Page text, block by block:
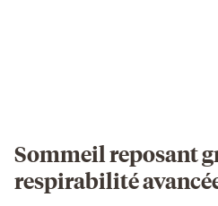
the
Emma
Original
Sommeil reposant
respirabilité